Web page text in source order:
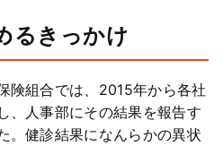
るきっかけ
険組合では、2015年から各社
、人事部にその結果を報告す
。健診結果になんらかの異状